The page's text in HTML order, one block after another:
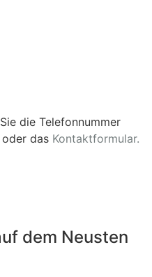
die Telefonnummer
das Kontaktformular.
dem Neusten